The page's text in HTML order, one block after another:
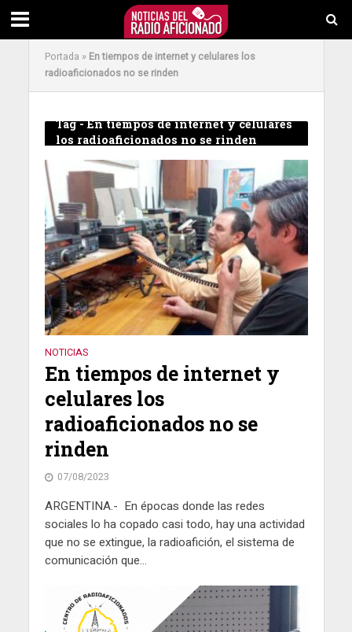
Portada » En tiempos de internet y celulares los
radioaficionados no se rinden
Tag - En tiempos de internet y celulares
los radioaficionados no se rinden
NOTICIAS
En tiempos de internet y
celulares los
radioaficionados no se
rinden
07/08/2023
ARGENTINA.- En épocas donde las redes
sociales lo ha copado casi todo, hay una actividad
que no se extingue, la radioafición, el sistema de
comunicación que...